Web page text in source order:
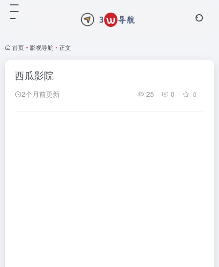
首页 • 影视导航 • 正文
西瓜影院
2个月前更新 25 0 0